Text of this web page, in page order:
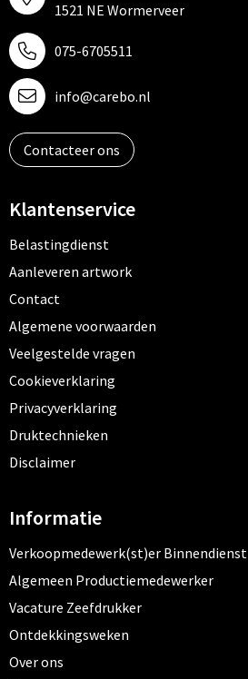
1521 NE Wormerveer
075-6705511
info@carebo.nl
Contacteer ons
Klantenservice
Belastingdienst
Aanleveren artwork
Contact
Algemene voorwaarden
Veelgestelde vragen
Cookieverklaring
Privacyverklaring
Druktechnieken
Disclaimer
Informatie
Verkoopmedewerk(st)er Binnendienst
Algemeen Productiemedewerker
Vacature Zeefdrukker
Ontdekkingsweken
Over ons